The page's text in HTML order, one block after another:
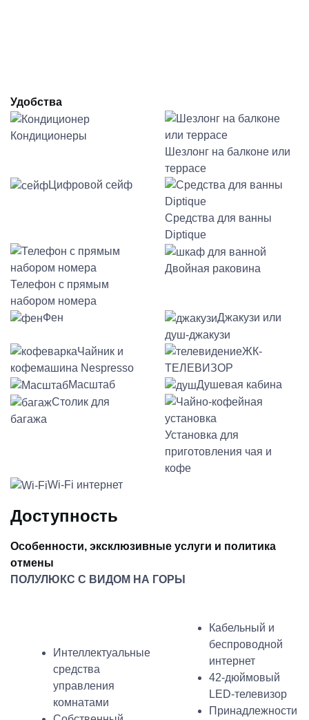
Удобства
Кондиционеры
Шезлонг на балконе или
террасе
Цифровой сейф
Средства для ванны
Diptique
Телефон с прямым
набором номера
Двойная раковина
Фен
Джакузи или
душ-джакузи
Чайник и
кофемашина Nespresso
ЖК-
ТЕЛЕВИЗОР
Масштаб
Душевая кабина
Столик для
багажа
Установка для
приготовления чая и
кофе
Wi-Fi интернет
Доступность
Особенности, эксклюзивные услуги и политика
отмены
ПОЛУЛЮКС С ВИДОМ НА ГОРЫ
Интеллектуальные
средства
управления
комнатами
Кабельный и
беспроводной
интернет
42-дюймовый
LED-телевизор
Принадлежности